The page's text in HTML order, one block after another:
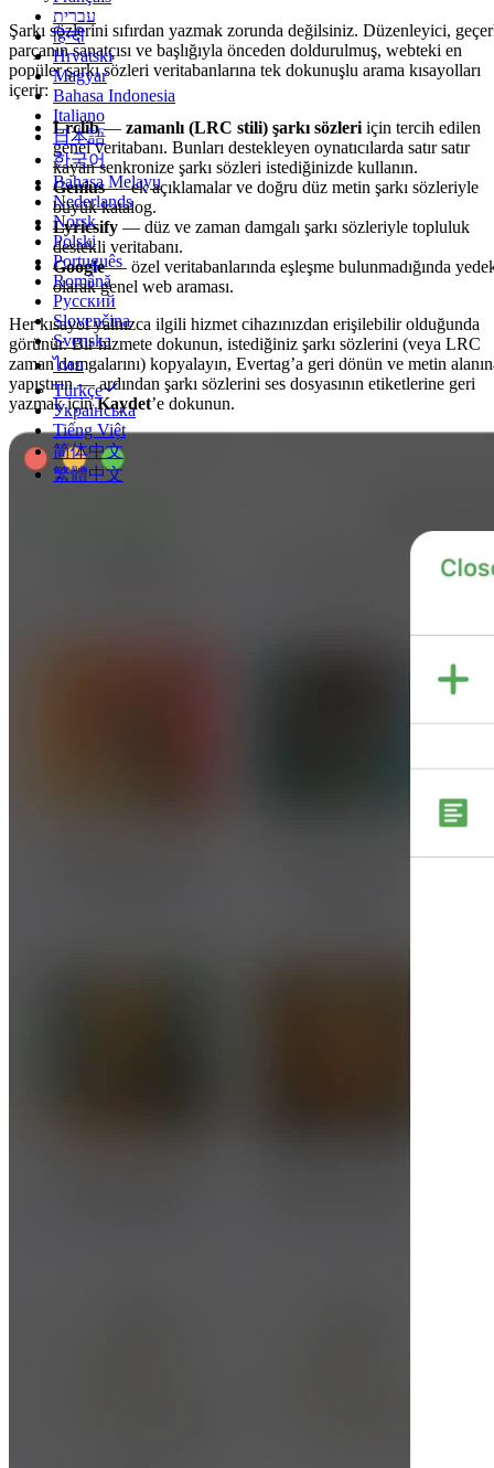
עברית
हिन्दी
Hrvatski
Magyar
Bahasa Indonesia
Italiano
日本語
한국어
Bahasa Melayu
Nederlands
Norsk
Polski
Português
Română
Русский
Slovenčina
Svenska
ไทย
Türkçe
Українська
Tiếng Việt
简体中文
繁體中文
Şarkı sözlerini sıfırdan yazmak zorunda değilsiniz. Düzenleyici,
parçanın sanatçısı ve başlığıyla önceden doldurulmuş, webteki en
popüler şarkı sözleri veritabanlarına tek dokunuşlu arama kısayolları
içerir:
Lrclib— zamanlı (LRC stili) şarkı sözleri için tercih edilen
genel veritabanı. Bunları destekleyen oynatıcılarda satır satır
kayan senkronize şarkı sözleri istediğinizde kullanın.
Genius— ek açıklamalar ve doğru düz metin şarkı sözleriyle
büyük katalog.
Lyricsify — düz ve zaman damgalı şarkı sözleriyle topluluk
destekli veritabanı.
Google— özel veritabanlarında eşleşme bulunmadığında
olarak genel web araması.
Her kısayol yalnızca ilgili hizmet cihazınızdan erişilebilir olduğunda
görünür. Bir hizmete dokunun, istediğiniz şarkı sözlerini (veya LRC
zaman damgalarını) kopyalayın, Evertag’a geri dönün ve metin
yapıştırın — ardından şarkı sözlerini ses dosyasının etiketlerine geri
yazmak içinKaydet’e dokunun.